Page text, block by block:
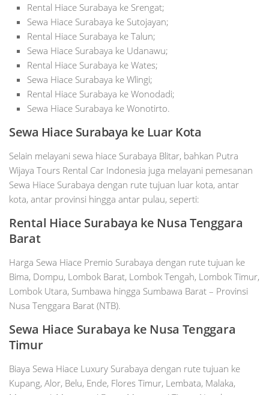
Rental Hiace Surabaya ke Srengat;
Sewa Hiace Surabaya ke Sutojayan;
Rental Hiace Surabaya ke Talun;
Sewa Hiace Surabaya ke Udanawu;
Rental Hiace Surabaya ke Wates;
Sewa Hiace Surabaya ke Wlingi;
Rental Hiace Surabaya ke Wonodadi;
Sewa Hiace Surabaya ke Wonotirto.
Sewa Hiace Surabaya ke Luar Kota
Selain melayani sewa hiace Surabaya Blitar, bahkan Putra
Wijaya Tours Rental Car Indonesia juga melayani pemesanan
Sewa Hiace Surabaya dengan rute tujuan luar kota, antar
kota, antar provinsi hingga antar pulau, seperti:
Rental Hiace Surabaya ke Nusa Tenggara
Barat
Harga Sewa Hiace Premio Surabaya dengan rute tujuan ke
Bima, Dompu, Lombok Barat, Lombok Tengah, Lombok Timur,
Lombok Utara, Sumbawa hingga Sumbawa Barat – Provinsi
Nusa Tenggara Barat (NTB).
Sewa Hiace Surabaya ke Nusa Tenggara
Timur
Biaya Sewa Hiace Luxury Surabaya dengan rute tujuan ke
Kupang, Alor, Belu, Ende, Flores Timur, Lembata, Malaka,